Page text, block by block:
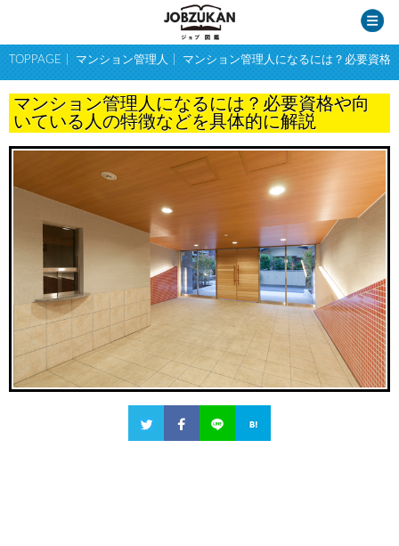
TOPPAGE マンション管理人 マンション管理人になるには？必要資格
マンション管理人になるには？必要資格や向
いている人の特徴などを具体的に解説